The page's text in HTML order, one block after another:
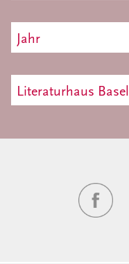
Jahr
Literaturhaus Basel